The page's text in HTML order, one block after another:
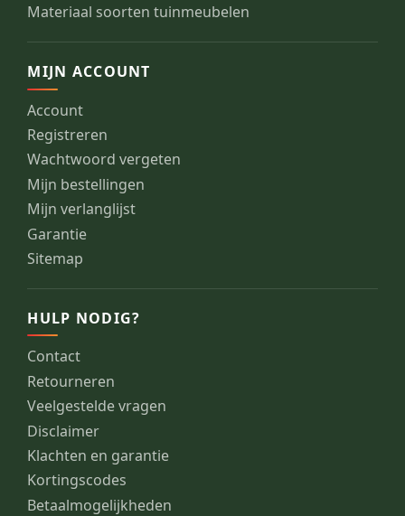
Materiaal soorten tuinmeubelen
MIJN ACCOUNT
Account
Registreren
Wachtwoord vergeten
Mijn bestellingen
Mijn verlanglijst
Garantie
Sitemap
HULP NODIG?
Contact
Retourneren
Veelgestelde vragen
Disclaimer
Klachten en garantie
Kortingscodes
Betaalmogelijkheden